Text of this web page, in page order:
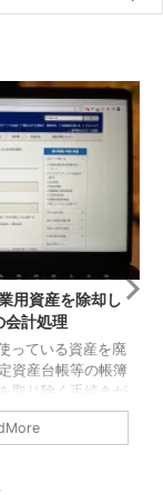
し
を廃
帳簿
きが
と
ケー
ライフ
夏ツーリ
最近ではめ
スでソロツ
前回、夏ツ
はあるはず